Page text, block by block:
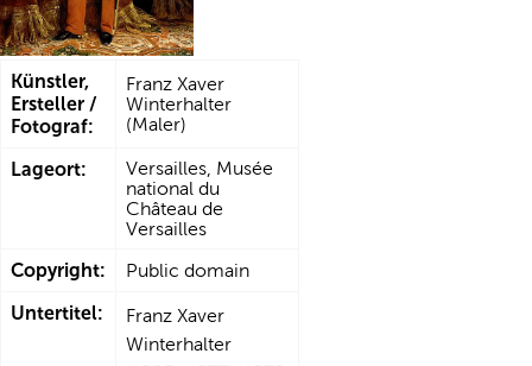
Künstler,
Ersteller /
Fotograf:
Franz Xaver
Winterhalter
(Maler)
Lageort:
Versailles, Musée
national du
Château de
Versailles
Copyright: Public domain
Untertitel:
Franz Xaver
Winterhalter